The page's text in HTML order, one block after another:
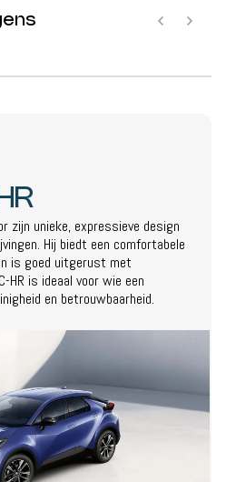
zijn unieke, expressieve design
Hij biedt een comfortabele
is goed uitgerust met
HR is ideaal voor wie een
en betrouwbaarheid.